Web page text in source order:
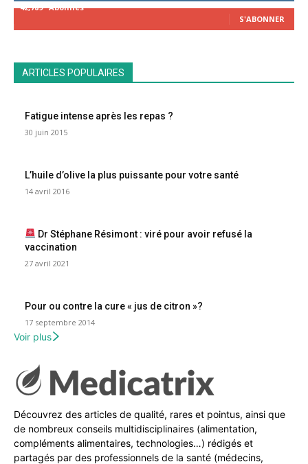
42,789 Abonnés
S'ABONNER
ARTICLES POPULAIRES
Fatigue intense après les repas ?
30 juin 2015
L’huile d’olive la plus puissante pour votre santé
14 avril 2016
Dr Stéphane Résimont : viré pour avoir refusé la
vaccination
27 avril 2021
Pour ou contre la cure « jus de citron »?
17 septembre 2014
Voir plus
Découvrez des articles de qualité, rares et pointus, ainsi que
de nombreux conseils multidisciplinaires (alimentation,
compléments alimentaires, technologies…) rédigés et
partagés par des professionnels de la santé (médecins,